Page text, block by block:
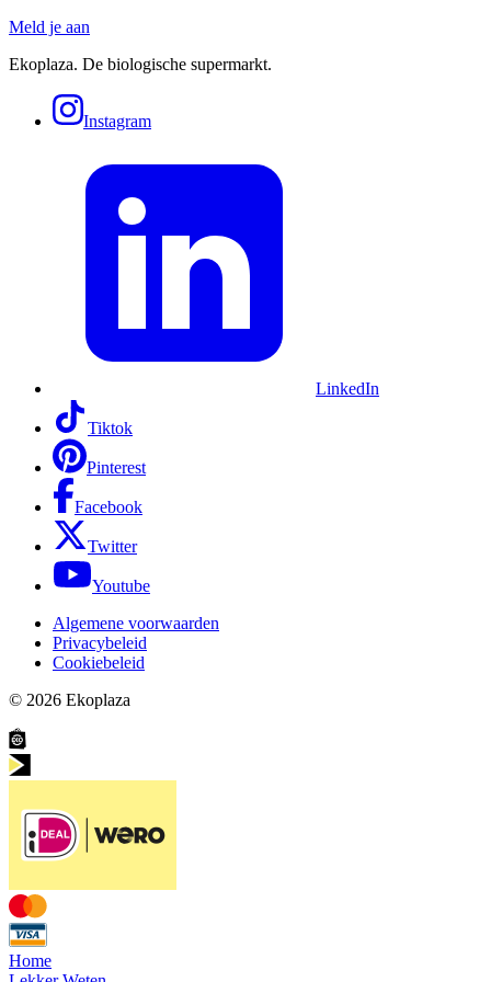
Meld je aan
Ekoplaza. De biologische supermarkt.
Instagram
LinkedIn
Tiktok
Pinterest
Facebook
Twitter
Youtube
Algemene voorwaarden
Privacybeleid
Cookiebeleid
© 2026 Ekoplaza
Home